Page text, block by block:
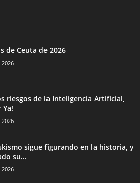
de Ceuta de 2026
riesgos de la Inteligencia Artificial,
Ya!
sigue figurando en la historia, y
su...